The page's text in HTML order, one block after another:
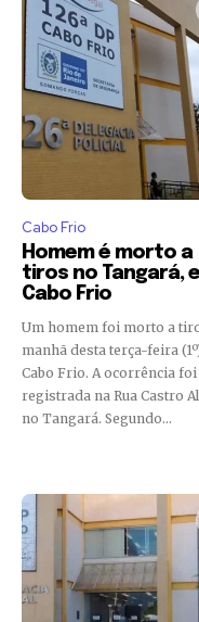
Cabo Frio
Homem é morto a
tiros no Tangará,
Cabo Frio
Um homem foi morto a
manhã desta terça-feira
Cabo Frio. A ocorrência foi
registrada na Rua Castro
no Tangará. Segundo...